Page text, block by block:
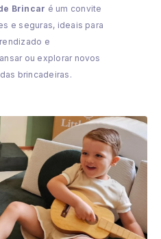
Brincar é um convite
e seguras, ideais para
e
ou explorar novos
brincadeiras.